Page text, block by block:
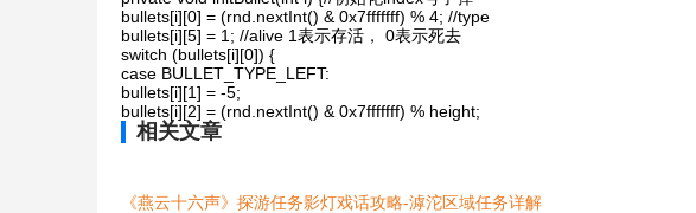
bullets[i][0] = (rnd.nextInt() & 0x7fffffff) % 4; //type
bullets[i][5] = 1; //alive 1表示存活， 0表示死去
switch (bullets[i][0]) {
case BULLET_TYPE_LEFT:
bullets[i][1] = -5;
bullets[i][2] = (rnd.nextInt() & 0x7fffffff) % height;
相关文章
《燕云十六声》探游任务影灯戏话攻略-滹沱区域任务详解